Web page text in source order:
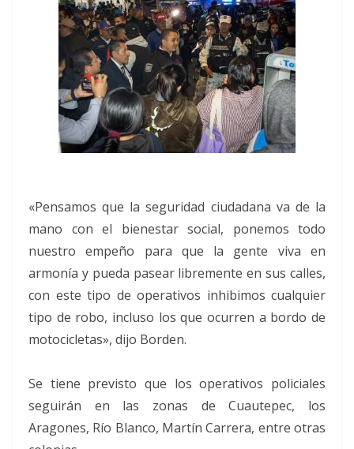
«Pensamos que la seguridad ciudadana va de la
mano con el bienestar social, ponemos todo
nuestro empeño para que la gente viva en
armonía y pueda pasear libremente en sus calles,
con este tipo de operativos inhibimos cualquier
tipo de robo, incluso los que ocurren a bordo de
motocicletas», dijo Borden.
Se tiene previsto que los operativos policiales
seguirán en las zonas de Cuautepec, los
Aragones, Río Blanco, Martín Carrera, entre otras